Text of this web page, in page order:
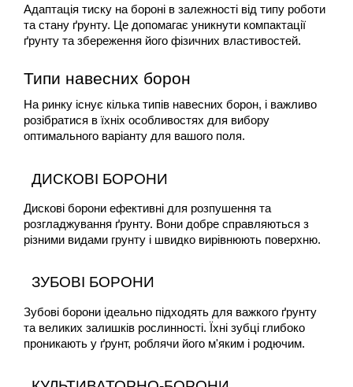
Адаптація тиску на бороні в залежності від типу роботи
та стану ґрунту. Це допомагає уникнути компактації
ґрунту та збереження його фізичних властивостей.
Типи навесних борон
На ринку існує кілька типів навесних борон, і важливо
розібратися в їхніх особливостях для вибору
оптимального варіанту для вашого поля.
ДИСКОВІ БОРОНИ
Дискові борони ефективні для розпушення та
розгладжування ґрунту. Вони добре справляються з
різними видами грунту і швидко вирівнюють поверхню.
ЗУБОВІ БОРОНИ
Зубові борони ідеально підходять для важкого ґрунту
та великих залишків рослинності. Їхні зубці глибоко
проникають у ґрунт, роблячи його м'яким і родючим.